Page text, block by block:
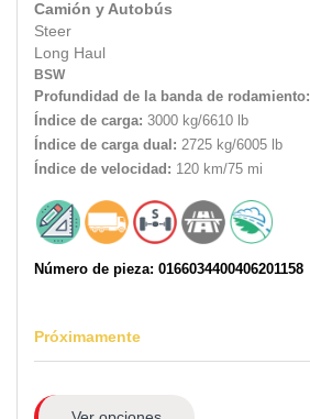
Camión y Autobús
Steer
Long Haul
BSW
Profundidad de la banda de rodamiento:
Índice de carga: 3000 kg/6610 lb
Índice de carga dual: 2725 kg/6005 lb
Índice de velocidad: 120 km/75 mi
Número de pieza: 0166034400406201158
Próximamente